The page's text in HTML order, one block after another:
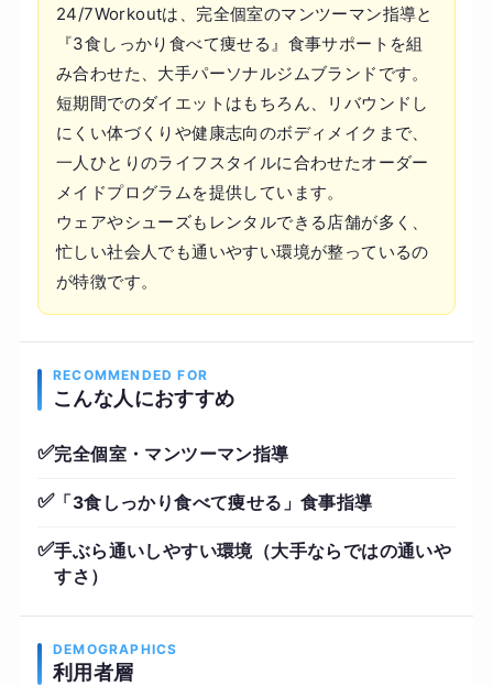
24/7Workoutは、完全個室のマンツーマン指導と
『3食しっかり食べて痩せる』食事サポートを組
み合わせた、大手パーソナルジムブランドです。
短期間でのダイエットはもちろん、リバウンドし
にくい体づくりや健康志向のボディメイクまで、
一人ひとりのライフスタイルに合わせたオーダー
メイドプログラムを提供しています。
ウェアやシューズもレンタルできる店舗が多く、
忙しい社会人でも通いやすい環境が整っているの
が特徴です。
RECOMMENDED FOR
こんな人におすすめ
✅完全個室・マンツーマン指導
✅「3食しっかり食べて痩せる」食事指導
✅手ぶら通いしやすい環境（大手ならではの通いや
すさ）
DEMOGRAPHICS
利用者層